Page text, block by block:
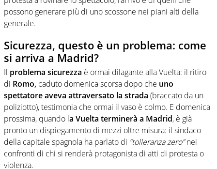
possono generare più di uno scossone nei piani alti della
generale.
Sicurezza, questo è un problema: come
si arriva a Madrid?
Il problema sicurezza è ormai dilagante alla Vuelta: il ritiro
di Romo, caduto domenica scorsa dopo che uno
spettatore aveva attraversato la strada (braccato da un
poliziotto), testimonia che ormai il vaso è colmo. E domenica
prossima, quando la Vuelta terminerà a Madrid, è già
pronto un dispiegamento di mezzi oltre misura: il sindaco
della capitale spagnola ha parlato di “tolleranza zero”nei
confronti di chi si renderà protagonista di atti di protesta o
violenza.